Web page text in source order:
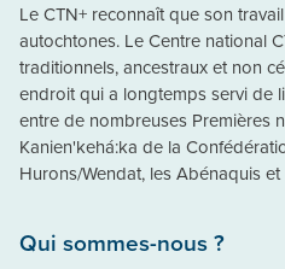
Le CTN+ reconnaît que son
autochtones. Le Centre national
traditionnels, ancestraux et non
endroit qui a longtemps servi de
entre de nombreuses Premières
Kanien'kehá:ka de la
Hurons/Wendat, les Abénaquis
Qui sommes-nous ?